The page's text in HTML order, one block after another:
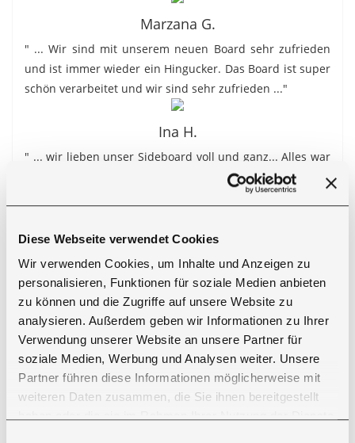
Diese Webseite verwendet Cookies
Wir verwenden Cookies, um Inhalte und Anzeigen zu
personalisieren, Funktionen für soziale Medien anbieten
zu können und die Zugriffe auf unsere Website zu
analysieren. Außerdem geben wir Informationen zu Ihrer
Verwendung unserer Website an unsere Partner für
soziale Medien, Werbung und Analysen weiter. Unsere
Partner führen diese Informationen möglicherweise mit
weiteren Daten zusammen, die Sie ihnen bereitgestellt
Marzana G.
" ... Wir sind mit unserem neuen Board sehr zufrieden
und ist immer wieder ein Hingucker. Das Board ist super
schön verarbeitet und wir sind sehr zufrieden ..."
Ina H.
" ... wir lieben unser Sideboard voll und ganz... Alles war
RAL-Wunschfarbe
Der Korpus, die Fronten sowie Gestell/Füße Ihres neuen
Schrankes können in Ihrer gewünschten RAL-Farbe
lackiert werden. Als RAL-Farben bezeichnet man eine
Anzahl an normierten Farbtönen, welche von der RAL
gGmbH erstellt und verwaltet werden. Im Jahr 1927
bestand die Normung lediglich nur aus 40 Farben.
Mittlerweile gibt es über 2.500 RAL Farben, welche in
Industrie, Handwerk und Design sowie bei den